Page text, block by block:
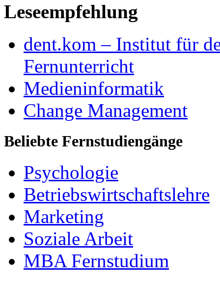
Leseempfehlung
dent.kom – Institut für
Fernunterricht
Medieninformatik
Change Management
Beliebte Fernstudiengänge
Psychologie
Betriebswirtschaftslehre
Marketing
Soziale Arbeit
MBA Fernstudium